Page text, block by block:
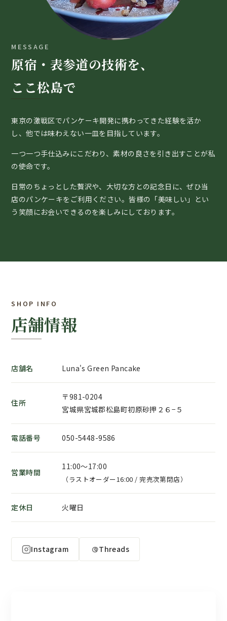
MESSAGE
原宿・表参道の技術を、
ここ松島で
東京の激戦区でパンケーキ開発に携わってきた経験を活か
し、他では味わえない一皿を目指しています。
一つ一つ手仕込みにこだわり、素材の良さを引き出すことが私
の使命です。
日常のちょっとした贅沢や、大切な方との記念日に、ぜひ当
店のパンケーキをご利用ください。皆様の「美味しい」とい
う笑顔にお会いできるのを楽しみにしております。
SHOP INFO
店舗情報
店舗名 Luna's Green Pancake
住所
〒981-0204
宮城県宮城郡松島町初原砂押２６−５
電話番号 050-5448-9586
営業時間
11:00～17:00
（ラストオーダー16:00 / 完売次第閉店）
定休日 火曜日
Instagram Threads